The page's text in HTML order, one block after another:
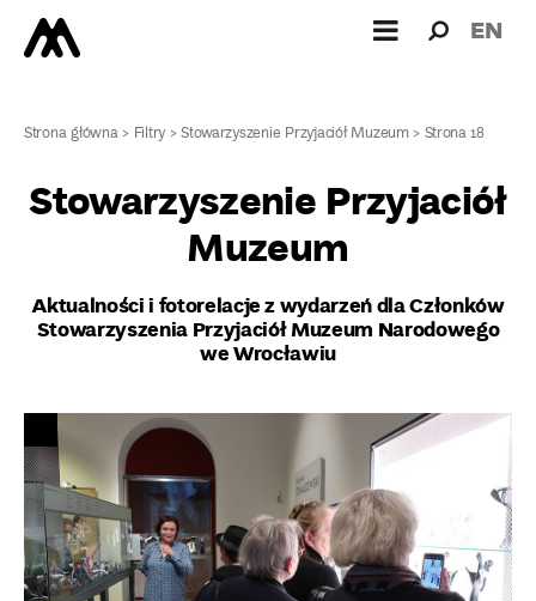
dla: EN
Strona główna> Filtry>Stowarzyszenie Przyjaciół Muzeum>Strona 18
Stowarzyszenie Przyjaciół
Muzeum
Aktualności i fotorelacje z wydarzeń dla Członków
Stowarzyszenia Przyjaciół Muzeum Narodowego
we Wrocławiu